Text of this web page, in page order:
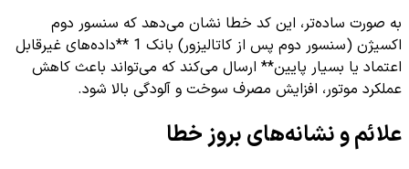
به صورت ساده‌تر، این کد خطا نشان می‌دهد که سنسور دوم
اکسیژن (سنسور دوم پس از کاتالیزور) بانک 1 **داده‌های غیرقابل
اعتماد یا بسیار پایین** ارسال می‌کند که می‌تواند باعث کاهش
عملکرد موتور، افزایش مصرف سوخت و آلودگی بالا شود.
علائم و نشانه‌های بروز خطا